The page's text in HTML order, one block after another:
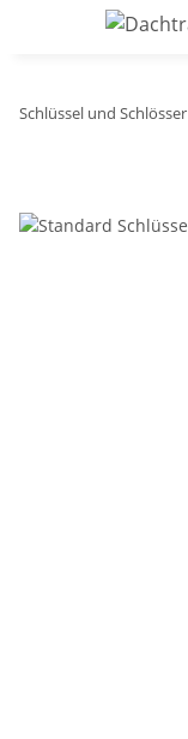
Schlüssel und Schlösser